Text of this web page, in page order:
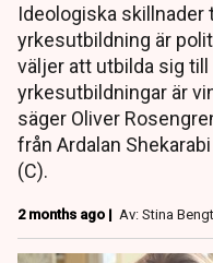
Ideologiska
yrkesutbildning är
väljer att utbilda sig
yrkesutbildningar är
säger Oliver
från Ardalan
(C).
2 months ago | Av: Stina